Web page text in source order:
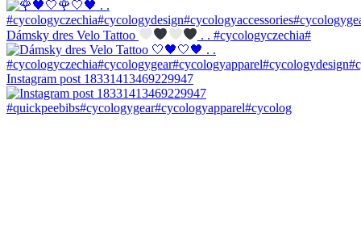
Dámsky dres Velo Tattoo . . #cycologyczechia#
Instagram post 18331413469229947
#quickpeebibs#cycologygear#cycologyapparel#cycolog